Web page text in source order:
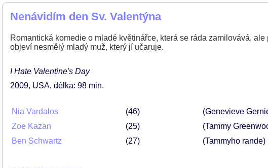
Nenávidím den Sv. Valentýna
Romantická komedie o mladé květinářce, která se ráda zamilovává,
objeví nesmělý mladý muž, který jí učaruje.
I Hate Valentine's Day
2009 USA délka: 98 min
Nia Vardalos 46
(Genevieve
Zoe Kazan
25
(Tammy
Ben Schwartz
27 (Tammyho rande)